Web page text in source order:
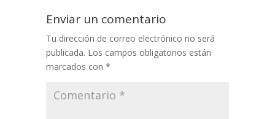
Enviar un comentario
Tu dirección de correo electrónico no será
publicada. Los campos obligatorios están
marcados con *